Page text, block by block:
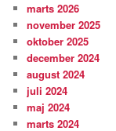
marts 2026
november 2025
oktober 2025
december 2024
august 2024
juli 2024
maj 2024
marts 2024